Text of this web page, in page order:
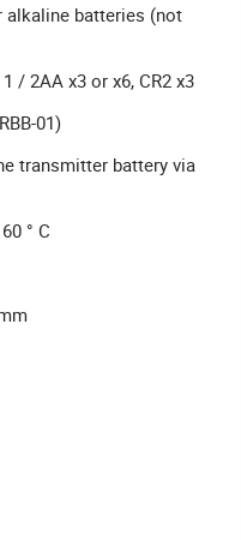
alkaline batteries (not
/ 2AA x3 or x6, CR2 x3
01)
transmitter battery via
° C